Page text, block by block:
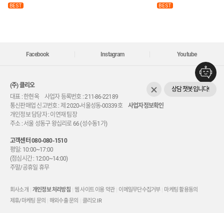
BEST BEST
Facebook Instagram Youtube
(주) 클리오
대표 : 한현옥 사업자 등록번호 : 211-86-22189
통신판매업 신고번호 : 제 2020-서울성동-00339호사업자정보확인
개인정보 담당자 : 이연재 팀장
주소 : 서울 성동구 왕십리로 66 (성수동1가)
고객센터080-080-1510
평일: 10:00~17:00
(점심시간 : 12:00~14:00)
주말/공휴일 휴무
회사소개 개인정보 처리방침 웹 사이트 이용 약관 이메일무단수집거부
마케팅 활용동의
제휴/마케팅 문의
해외수출 문의 클리오 IR
상담 챗봇입니다!